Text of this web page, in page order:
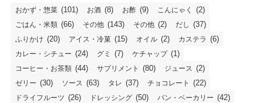
おかず・惣菜 (101) お酒 (8) お酢 (9) こんにゃく (2)
ごはん・米類 (66) その他 (143) その他 (2) だし (37)
ふりかけ (20) アイス・冷菓 (15) オイル (2) カステラ (6)
カレー・シチュー (24) グミ (7) ケチャップ (1)
コーヒー・お茶類 (44) サプリメント (80) ジュース (2)
ゼリー (30) ソース (63) タレ (37) チョコレート (22)
ドライフルーツ (26) ドレッシング (50) パン・ベーカリー (42)